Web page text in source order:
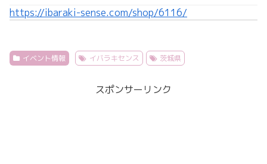
https://ibaraki-sense.com/shop/6116/
イベント情報 イバラキセンス 茨城県
スポンサーリンク